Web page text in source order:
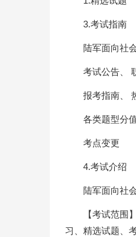
3.考试指南
陆军面向社
考试公告、
报考指南、
各类题型分
考点变更
4.考试介绍
陆军面向社
【考试范围
习、精选试题、